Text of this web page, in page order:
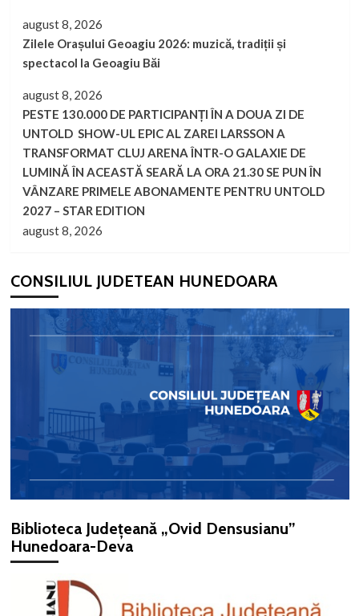
august 8, 2026
Zilele Orașului Geoagiu 2026: muzică, tradiții și
spectacol la Geoagiu Băi
august 8, 2026
PESTE 130.000 DE PARTICIPANȚI ÎN A DOUA ZI DE
UNTOLD SHOW-UL EPIC AL ZAREI LARSSON A
TRANSFORMAT CLUJ ARENA ÎNTR-O GALAXIE DE
LUMINĂ ÎN ACEASTĂ SEARĂ LA ORA 21.30 SE PUN ÎN
VÂNZARE PRIMELE ABONAMENTE PENTRU UNTOLD
2027 – STAR EDITION
august 8, 2026
CONSILIUL JUDETEAN HUNEDOARA
Biblioteca Județeană „Ovid Densusianu”
Hunedoara-Deva